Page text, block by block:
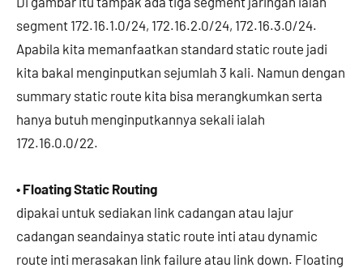
segment 172.16.1.0/24, 172.16.2.0/24, 172.16.3.0/24.
Apabila kita memanfaatkan standard static route jadi
kita bakal menginputkan sejumlah 3 kali. Namun dengan
summary static route kita bisa merangkumkan serta
hanya butuh menginputkannya sekali ialah
172.16.0.0/22.
• Floating Static Routing
dipakai untuk sediakan link cadangan atau lajur
cadangan seandainya static route inti atau dynamic
route inti merasakan link failure atau link down. Floating